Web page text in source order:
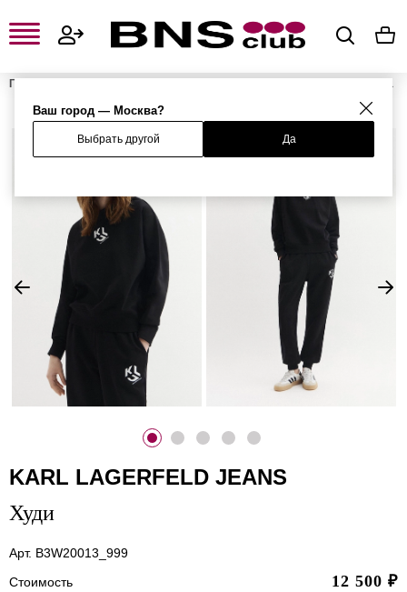
Ваш город — Москва?
Выбрать другой Да
Главная
Женская одежда
KARL LAGERFELD JEANS
Худи
Арт. B3W20013_999
Стоимость
12 500 ₽